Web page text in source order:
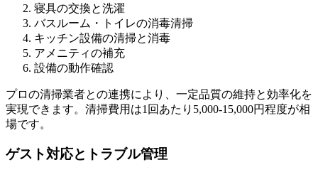
寝具の交換と洗濯
バスルーム・トイレの消毒清掃
キッチン設備の清掃と消毒
アメニティの補充
設備の動作確認
プロの清掃業者との連携により、一定品質の維持と効率化を
実現できます。清掃費用は1回あたり5,000-15,000円程度が相
場です。
ゲスト対応とトラブル管理